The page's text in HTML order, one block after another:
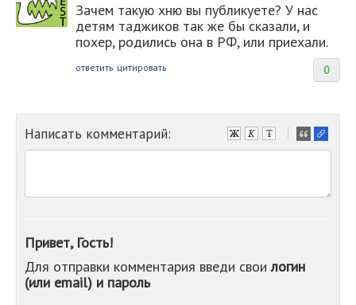
Зачем такую хню вы публикуете? У нас
детям таджиков так же бы сказали, и
похер, родились она в РФ, или приехали.
0
ответить цитировать
Написать комментарий:
-
-
-
-
Привет, Гость!
Для отправки комментария введи своилогин
(или email) и пароль